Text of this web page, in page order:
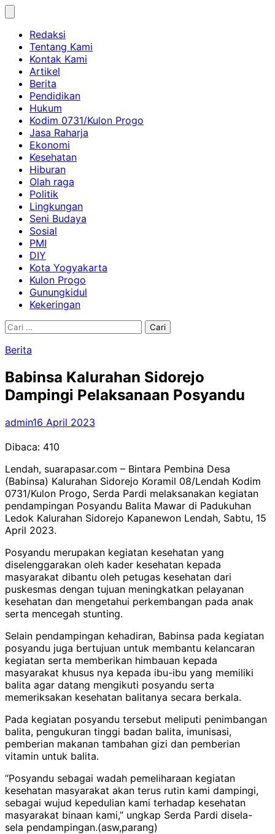
Skip
contentRedaksi
Tentang Kami
Kontak Kami
Artikel
Berita
Pendidikan
Hukum
Kodim 0731/Kulon Progo
Jasa Raharja
Ekonomi
Kesehatan
Hiburan
Olah raga
Politik
Lingkungan
Seni Budaya
Sosial
PMI
DIY
Kota Yogyakarta
Kulon Progo
Gunungkidul
Kekeringan
Cari
Berita
Babinsa Kalurahan Sidorejo
Dampingi Pelaksanaan Posyandu
admin16 April 2023
Dibaca: 410
Lendah, suarapasar.com – Bintara Pembina Desa
(Babinsa) Kalurahan Sidorejo Koramil 08/Lendah Kodim
0731/Kulon Progo, Serda Pardi melaksanakan kegiatan
pendampingan Posyandu Balita Mawar di Padukuhan
Ledok Kalurahan Sidorejo Kapanewon Lendah, Sabtu, 15
April 2023.
Posyandu merupakan kegiatan kesehatan yang
diselenggarakan oleh kader kesehatan kepada
masyarakat dibantu oleh petugas kesehatan dari
puskesmas dengan tujuan meningkatkan pelayanan
kesehatan dan mengetahui perkembangan pada anak
serta mencegah stunting.
Selain pendampingan kehadiran, Babinsa pada kegiatan
posyandu juga bertujuan untuk membantu kelancaran
kegiatan serta memberikan himbauan kepada
masyarakat khusus nya kepada ibu-ibu yang memiliki
balita agar datang mengikuti posyandu serta
memeriksakan kesehatan balitanya secara berkala.
Pada kegiatan posyandu tersebut meliputi penimbangan
balita, pengukuran tinggi badan balita, imunisasi,
pemberian makanan tambahan gizi dan pemberian
vitamin untuk balita.
“Posyandu sebagai wadah pemeliharaan kegiatan
kesehatan masyarakat akan terus rutin kami dampingi,
sebagai wujud kepedulian kami terhadap kesehatan
masyarakat binaan kami,” ungkap Serda Pardi disela-
sela pendampingan.(asw,parang)